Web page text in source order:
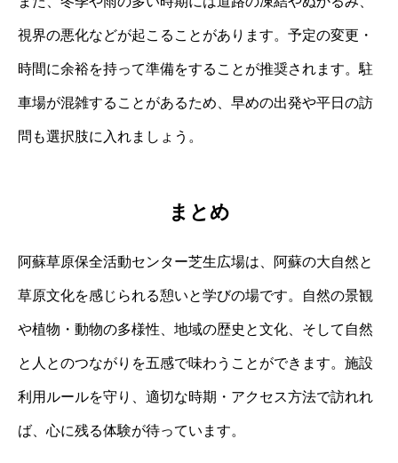
視界の悪化などが起こることがあります。予定の変更・
時間に余裕を持って準備をすることが推奨されます。駐
車場が混雑することがあるため、早めの出発や平日の訪
問も選択肢に入れましょう。
まとめ
阿蘇草原保全活動センター芝生広場は、阿蘇の大自然と
草原文化を感じられる憩いと学びの場です。自然の景観
や植物・動物の多様性、地域の歴史と文化、そして自然
と人とのつながりを五感で味わうことができます。施設
利用ルールを守り、適切な時期・アクセス方法で訪れれ
ば、心に残る体験が待っています。